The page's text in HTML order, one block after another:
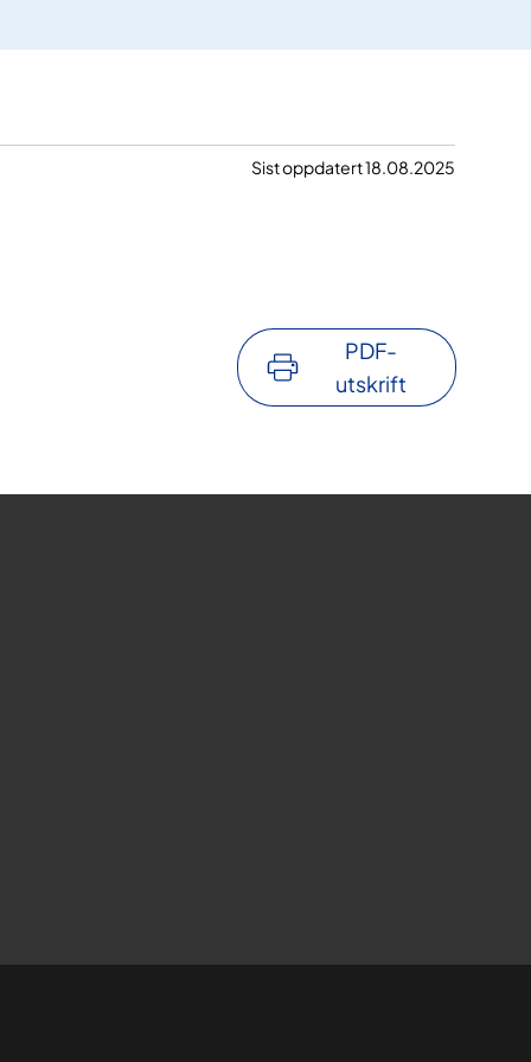
Sist oppdatert 18.08.2025
PDF-
utskrift